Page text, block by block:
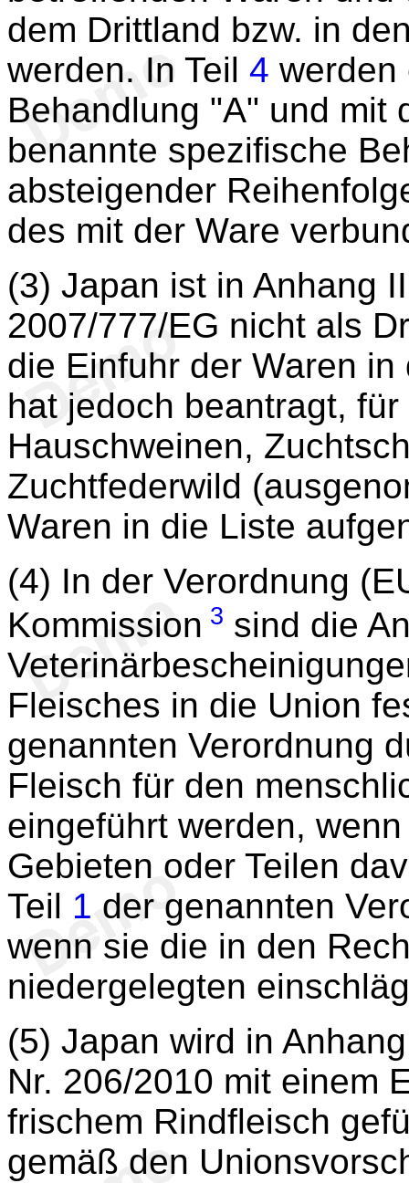
dem Drittland bzw. in
werden. In Teil 4 werden
Behandlung "A" und mit
benannte spezifische
absteigender
des mit der Ware
(3) Japan ist in Anhang
2007/777/EG nicht als
die Einfuhr der Waren
hat jedoch beantragt,
Hauschweinen,
Zuchtfederwild
Waren in die Liste
(4) In der Verordnung
Kommission 3 sind die
Fleisches in die Union
genannten Verordnung
Fleisch für den
eingeführt werden,
Gebieten oder Teilen
Teil 1 der genannten
wenn sie die in den
niedergelegten
(5) Japan wird in
Nr. 206/2010 mit einem
frischem Rindfleisch
gemäß den